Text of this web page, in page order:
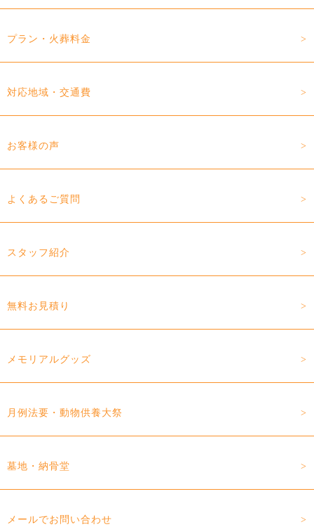
プラン・火葬料金
対応地域・交通費
お客様の声
よくあるご質問
スタッフ紹介
無料お見積り
メモリアルグッズ
月例法要・動物供養大祭
墓地・納骨堂
メールでお問い合わせ